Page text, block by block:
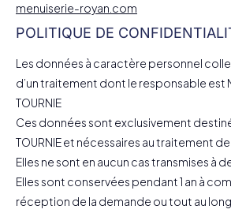
menuiserie-royan.com
POLITIQUE DE
Les données à caractère personnel
d’un traitement dont le responsable est
TOURNIE
Ces données sont exclusivement
TOURNIE et nécessaires au traitement
Elles ne sont en aucun cas transmises à
Elles sont conservées pendant 1 an à
réception de la demande ou tout au